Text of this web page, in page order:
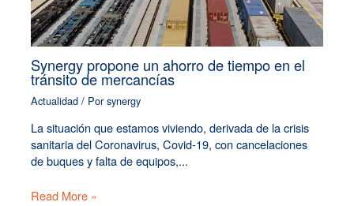
Synergy propone un ahorro de tiempo en el
tránsito de mercancías
Actualidad / Porsynergy
La situación que estamos viviendo, derivada de la crisis
sanitaria del Coronavirus, Covid-19, con cancelaciones
de buques y falta de equipos,...
Read More »